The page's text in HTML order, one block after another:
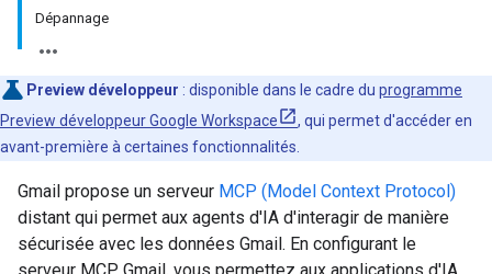
Dépannage
Preview développeur : disponible dans le cadre du programme
Preview développeur Google Workspace
, qui permet d'accéder en
avant-première à certaines fonctionnalités.
Gmail propose un serveur MCP (Model Context Protocol)
distant qui permet aux agents d'IA d'interagir de manière
sécurisée avec les données Gmail. En configurant le